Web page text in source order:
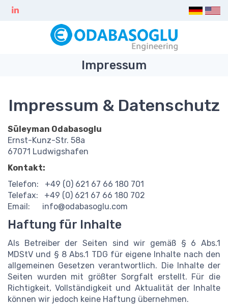
Impressum
Impressum & Datenschutz
Süleyman Odabasoglu
Ernst-Kunz-Str. 58a
67071 Ludwigshafen
Kontakt:
Telefon: +49 (0) 621 67 66 180 701
Telefax: +49 (0) 621 67 66 180 702
Email: info@odabasoglu.com
Haftung für Inhalte
Als Betreiber der Seiten sind wir gemäß § 6 Abs.1
MDStV und § 8 Abs.1 TDG für eigene Inhalte nach den
allgemeinen Gesetzen verantwortlich. Die Inhalte der
Seiten wurden mit größter Sorgfalt erstellt. Für die
Richtigkeit, Vollständigkeit und Aktualität der Inhalte
können wir jedoch keine Haftung übernehmen.